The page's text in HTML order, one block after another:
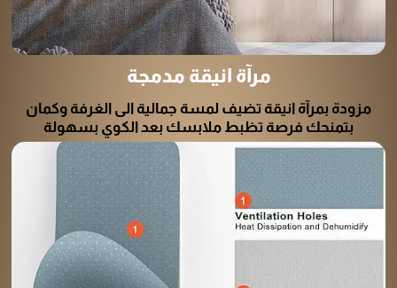
مرآة انيقة مدمجة
مزودة بمرآة انيقة تضيف لمسة جمالية الى الغرفة وكمان
بتمنحك فرصة تظبط ملابسك بعد الكوي بسهولة